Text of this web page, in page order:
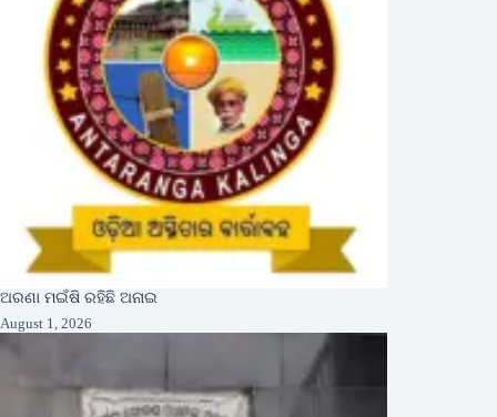
ଅରଣା ମଇଁଷି ରହିଛି ଅନାଇ
August 1, 2026